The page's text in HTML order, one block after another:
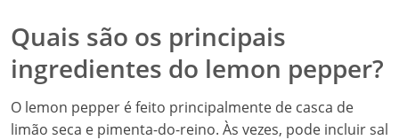
Quais são os principais
ingredientes do lemon pepper?
O lemon pepper é feito principalmente de casca de
limão seca e pimenta-do-reino. Às vezes, pode incluir sal